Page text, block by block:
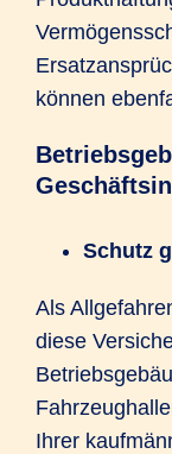
können
Schutz
Als
diese
Ihrer